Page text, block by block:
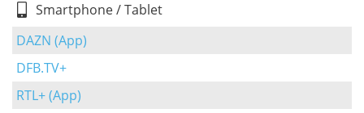
Smartphone / Tablet
DAZN (App)
DFB.TV+
RTL+ (App)